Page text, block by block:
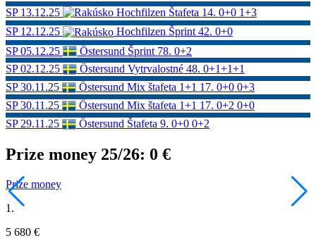
SP 13.12.25 Hochfilzen Štafeta 14. 0+0 1+3
SP 12.12.25 Hochfilzen Šprint 42. 0+0
SP 05.12.25 Östersund Šprint 78. 0+2
SP 02.12.25 Östersund Vytrvalostné 48. 0+1+1+1
SP 30.11.25 Östersund Mix štafeta 1+1 17. 0+0 0+3
SP 30.11.25 Östersund Mix štafeta 1+1 17. 0+2 0+0
SP 29.11.25 Östersund Štafeta 9. 0+0 0+2
Prize money 25/26: 0 €
Prize money
1.
5 680 €